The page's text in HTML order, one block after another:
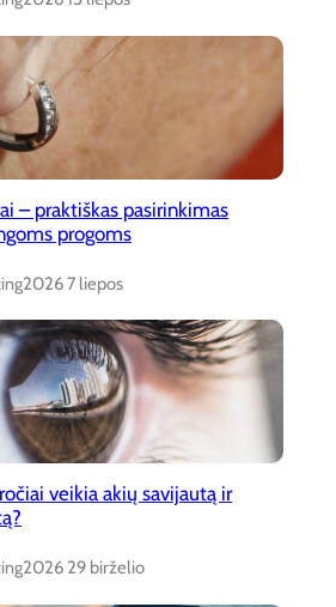
– praktiškas pasirinkimas
progoms
2026 7 liepos
veikia akių savijautą ir
2026 29 birželio